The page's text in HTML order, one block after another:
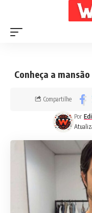
Conheça a
Por
Compartilhe